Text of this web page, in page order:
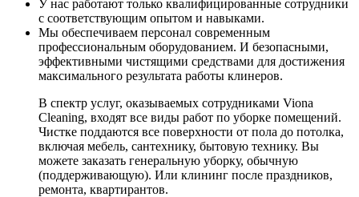
У нас работают только квалифицированные сотрудники
с соответствующим опытом и навыками.
Мы обеспечиваем персонал современным
профессиональным оборудованием. И безопасными,
эффективными чистящими средствами для достижения
максимального результата работы клинеров.
В спектр услуг, оказываемых сотрудниками Viona
Cleaning, входят все виды работ по уборке помещений.
Чистке поддаются все поверхности от пола до потолка,
включая мебель, сантехнику, бытовую технику. Вы
можете заказать генеральную уборку, обычную
(поддерживающую). Или клининг после праздников,
ремонта, квартирантов.